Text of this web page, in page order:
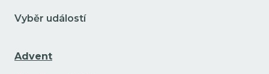
Vyběr událostí
Advent